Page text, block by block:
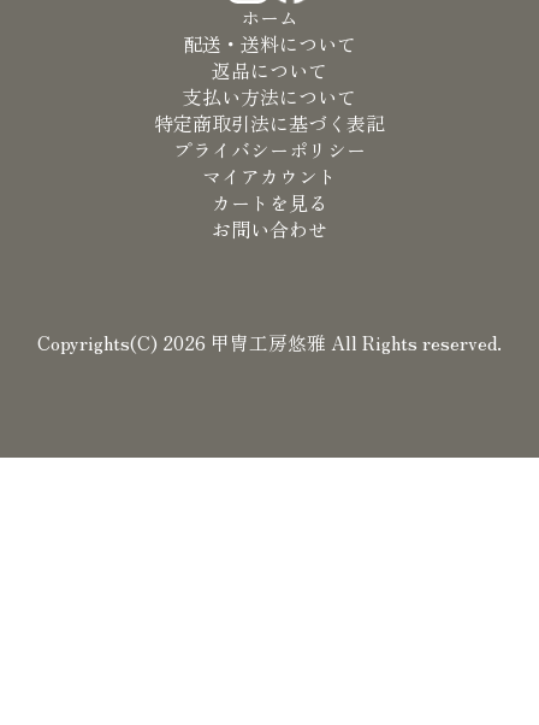
ホーム
配送・送料について
返品について
支払い方法について
特定商取引法に基づく表記
プライバシーポリシー
マイアカウント
カートを見る
お問い合わせ
Copyrights(C) 2026 甲冑工房悠雅 All Rights reserved.